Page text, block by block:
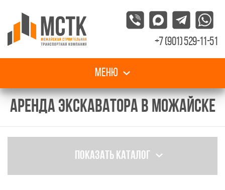
+7 (901) 529-11-51
Меню
АРЕНДА ЭКСКАВАТОРА В МОЖАЙСКЕ
Показать каталог